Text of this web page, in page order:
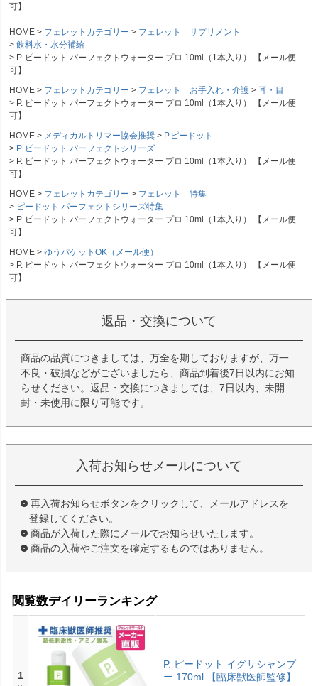
可】
HOME フェレットカテゴリー
フェレット サプリメント
飲料水・水分補給
P. ピードット パーフェクトウォーター プロ 10ml（1本入り） 【メール便
可】
HOME
フェレットカテゴリー フェレット お手入れ・介護
耳・目
P. ピードット パーフェクトウォーター プロ 10ml（1本入り） 【メール便
可】
HOME
メディカルトリマー協会推奨
P.ピードット
P. ピードット パーフェクトシリーズ
P. ピードット パーフェクトウォーター プロ 10ml（1本入り） 【メール便
可】
HOME
フェレットカテゴリー
フェレット 特集
ピードット パーフェクトシリーズ特集
P. ピードット パーフェクトウォーター プロ 10ml（1本入り） 【メール便
可】
HOME
ゆうパケットOK（メール便）
P. ピードット パーフェクトウォーター プロ 10ml（1本入り） 【メール便
可】
返品・交換について
商品の品質につきましては、万全を期しておりますが、万一
不良・破損などがございましたら、商品到着後7日以内にお知
らせください。返品・交換につきましては、7日以内、未開
封・未使用に限り可能です。
入荷お知らせメールについて
再入荷お知らせボタンをクリックして、メールアドレスを
登録してください。
商品が入荷した際にメールでお知らせいたします。
商品の入荷やご注文を確定するものではありません。
閲覧数デイリーランキング
1
P. ピードット イグサシャンプ
ー 170ml 【臨床獣医師監修】